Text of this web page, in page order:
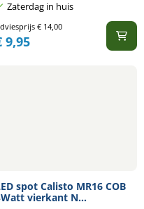
Zaterdag in huis
€14,00
9,95
spot Calisto MR16 COB
vierkant N...